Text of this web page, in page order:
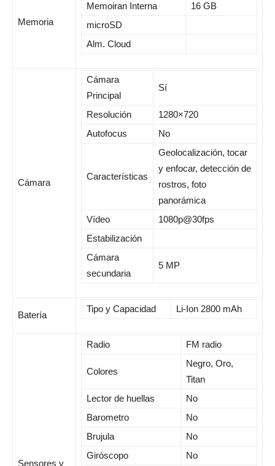
Memoria
Memoiran Interna
16 GB
microSD
Alm. Cloud
Cámara
Cámara
Principal
Sí
Resolución
1280×720
Autofocus
No
Características
Geolocalización, tocar
y enfocar, detección de
rostros, foto
panorámica
Vídeo
1080p@30fps
Estabilización
Cámara
secundaria
5 MP
Batería
Tipo y Capacidad Li-Ion 2800 mAh
Sensores y
Radio FM radio
Colores
Negro, Oro,
Titan
Lector de huellas
No
Barometro
No
Brujula
No
Giróscopo
No